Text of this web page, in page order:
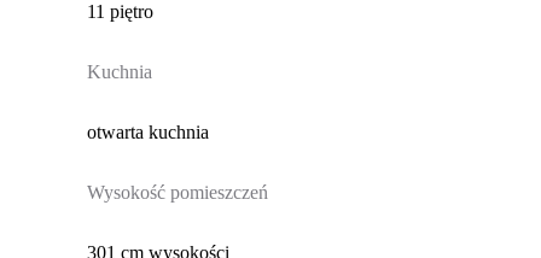
11 piętro
Kuchnia
otwarta kuchnia
Wysokość pomieszczeń
301 cm wysokości